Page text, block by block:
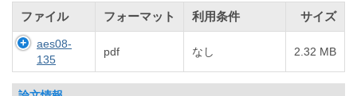
ファイル フォーマット 利用条件 サイズ
aes08-
135
pdf なし 2.32 MB